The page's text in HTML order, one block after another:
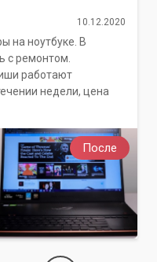
После
10.12.2020
на ноутбуке. В
с ремонтом.
работают
недели, цена